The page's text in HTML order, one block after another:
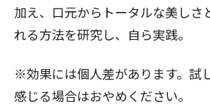
加え、口元からトータルな美しさ
れる方法を研究し、自ら実践。
※効果には個人差があります。試
感じる場合はおやめください。
閉じる